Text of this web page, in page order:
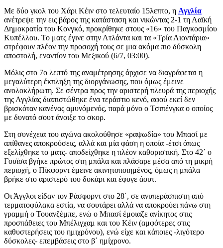
Με δύο γκολ του Χάρι Κέιν στο τελευταίο 15λεπτο, η Αγγλία
ανέτρεψε την εις βάρος της κατάσταση και νικώντας 2-1 τη Λαϊκή
Δημοκρατία του Κονγκό, προκρίθηκε στους «16» του Παγκοσμίου
Κυπέλλου. Το ματς έγινε στην Ατλάντα και τα «Τρία Λιοντάρια»
στρέφουν πλέον την προσοχή τους σε μια ακόμα πιο δύσκολη
αποστολή, εναντίον του Μεξικού (6/7, 03:00).
Μόλις στο 7ο λεπτό της αναμέτρησης άρχισε να διαγράφεται η
μεγαλύτερη έκπληξη της διοργάνωσης, που όμως έμεινε
ανολοκλήρωτη. Σε σέντρα προς την αριστερή πλευρά της περιοχής
της Αγγλίας διαπιστώθηκε ένα τεράστιο κενό, αφού εκεί δεν
βρισκόταν κανένας αμυνόμενός, παρά μόνο ο Τσιπένγκα ο οποίος
με δυνατό σουτ άνοιξε το σκορ.
Στη συνέχεια του αγώνα ακολούθησε «ραψωδία» του Μπασί με
απίθανες αποκρούσεις, αλλά και μία φάση η οποία -έτσι όπως
εξελίχθηκε το ματς- αποδείχθηκε η πλέον καθοριστική. Στο 42΄ ο
Γουϊσα βγήκε πρώτος στη μπάλα και πλάσαρε μέσα από τη μικρή
περιοχή, ο Πίκφορντ έμεινε ακινητοποιημένος, όμως η μπάλα
βρήκε στο αριστερό του δοκάρι και έφυγε άουτ.
Οι Άγγλοι είδαν τον Ράσφορντ στο 28΄, σε ανυπεράσπιστη από
τερματοφύλακα εστία, να σουτάρει αλλά να αποκρούει πάνω στη
γραμμή ο Τουανζέμπε, ενώ ο Μπασί έμοιαζε ανίκητος στις
προσπάθειες του Μπέλιγχαμ και του Κέιν (αμφότερες στις
καθυστερήσεις του ημιχρόνου), ενώ είχε και κάποιες -λιγότερο
δύσκολες- επεμβάσεις στο β΄ ημίχρονο.